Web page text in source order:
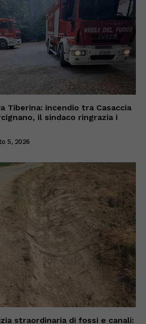
Tiberina: incendio tra Casaccia
il sindaco ringrazia i
5, 2026
straordinaria di fossi e canali: